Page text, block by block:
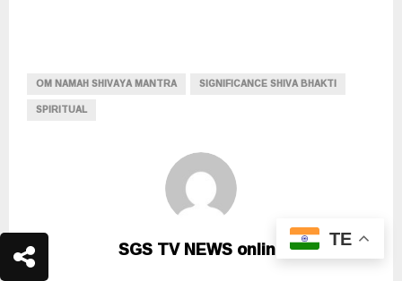
OM NAMAH SHIVAYA MANTRA
SIGNIFICANCE SHIVA BHAKTI
SPIRITUAL
SGS TV NEWS online TE